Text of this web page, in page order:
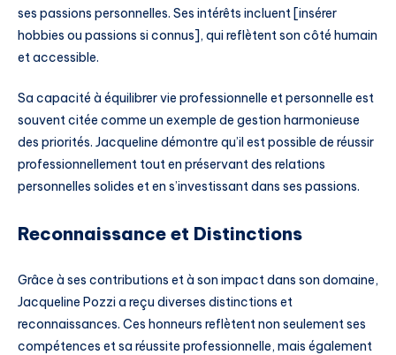
ses passions personnelles. Ses intérêts incluent [insérer
hobbies ou passions si connus], qui reflètent son côté humain
et accessible.
Sa capacité à équilibrer vie professionnelle et personnelle est
souvent citée comme un exemple de gestion harmonieuse
des priorités. Jacqueline démontre qu’il est possible de réussir
professionnellement tout en préservant des relations
personnelles solides et en s’investissant dans ses passions.
Reconnaissance et Distinctions
Grâce à ses contributions et à son impact dans son domaine,
Jacqueline Pozzi a reçu diverses distinctions et
reconnaissances. Ces honneurs reflètent non seulement ses
compétences et sa réussite professionnelle, mais également